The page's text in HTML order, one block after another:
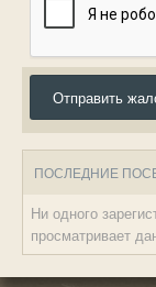
Отправить
ПОСЛЕДНИЕ
Ни одного
просматривает